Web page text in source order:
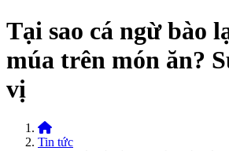
Tại sao cá ngừ bào
múa trên món ăn?
vị
Home
Tin tức